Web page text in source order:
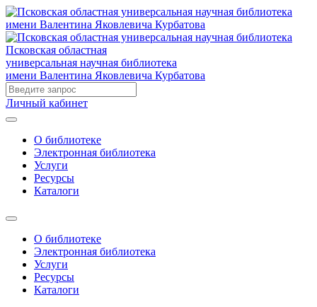
Псковская областная
универсальная научная библиотека
имени Валентина Яковлевича Курбатова
Личный кабинет
О библиотеке
Электронная библиотека
Услуги
Ресурсы
Каталоги
О библиотеке
Электронная библиотека
Услуги
Ресурсы
Каталоги